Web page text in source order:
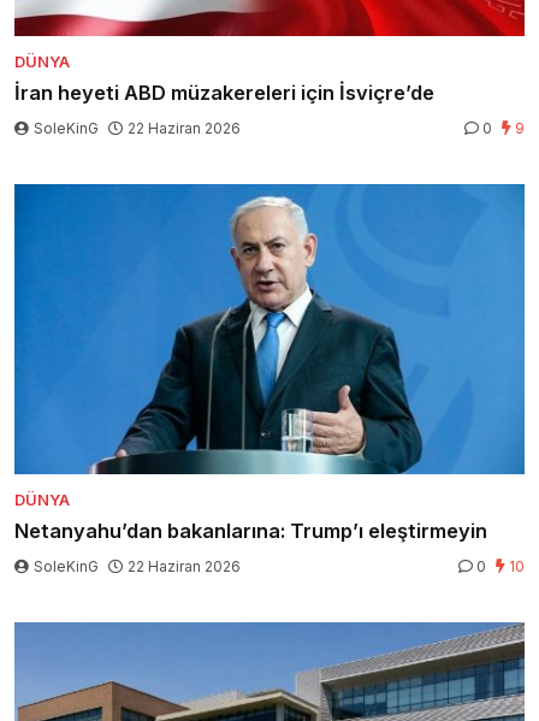
DÜNYA
İran heyeti ABD müzakereleri için İsviçre’de
SoleKinG 22 Haziran 2026 0 9
DÜNYA
Netanyahu’dan bakanlarına: Trump’ı eleştirmeyin
SoleKinG 22 Haziran 2026 0 10